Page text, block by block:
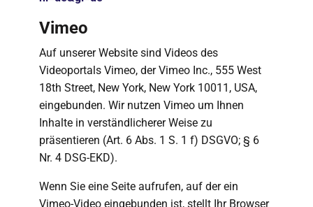
Vimeo
Auf unserer Website sind Videos des
Videoportals Vimeo, der Vimeo Inc., 555 West
18th Street, New York, New York 10011, USA,
eingebunden. Wir nutzen Vimeo um Ihnen
Inhalte in verständlicherer Weise zu
präsentieren (Art. 6 Abs. 1 S. 1 f) DSGVO; § 6
Nr. 4 DSG-EKD).
Wenn Sie eine Seite aufrufen, auf der ein
Vimeo-Video eingebunden ist, stellt Ihr Browser